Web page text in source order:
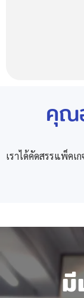
คุณ
เราได้คัดสรรแพ็ค
มี